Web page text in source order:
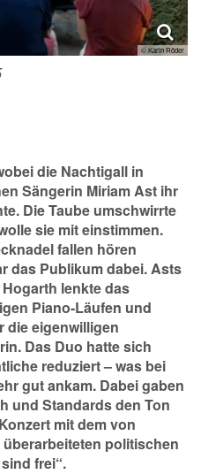
© Karin Röder
die Nachtigall in
Sängerin Miriam Ast ihr
Die Taube umschwirrte
sie mit einstimmen.
fallen hören
das Publikum dabei. Asts
lenkte das
Piano-Läufen und
die eigenwilligen
Das Duo hatte sich
reduziert – was bei
gut ankam. Dabei gaben
und Standards den Ton
mit dem von
politischen
frei“.